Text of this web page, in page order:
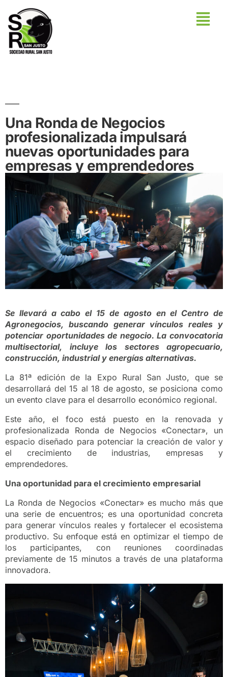
Una Ronda de Negocios
profesionalizada impulsará
nuevas oportunidades para
empresas y emprendedores
Se llevará a cabo el 15 de agosto en el Centro de
Agronegocios, buscando generar vínculos reales y
potenciar oportunidades de negocio. La convocatoria
multisectorial, incluye los sectores agropecuario,
construcción, industrial y energías alternativas.
La 81ª edición de la Expo Rural San Justo, que se
desarrollará del 15 al 18 de agosto, se posiciona como
un evento clave para el desarrollo económico regional.
Este año, el foco está puesto en la renovada y
profesionalizada Ronda de Negocios «Conectar», un
espacio diseñado para potenciar la creación de valor y
el crecimiento de industrias, empresas y
emprendedores.
Una oportunidad para el crecimiento empresarial
La Ronda de Negocios «Conectar» es mucho más que
una serie de encuentros; es una oportunidad concreta
para generar vínculos reales y fortalecer el ecosistema
productivo. Su enfoque está en optimizar el tiempo de
los participantes, con reuniones coordinadas
previamente de 15 minutos a través de una plataforma
innovadora.